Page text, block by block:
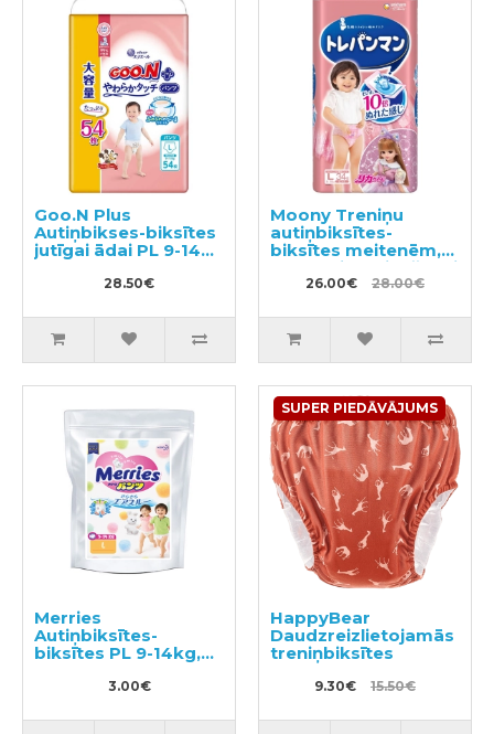
Goo.N Plus
Autiņbikses-biksītes
jutīgai ādai PL 9-14kg
28.50€
Moony Treniņu
autiņbiksītes-
biksītes meitenēm,
bērna pieradināšanai
tualetei PL 9-14kg
26.00€ 28.00€
Merries
Autiņbiksītes-
biksītes PL 9-14kg,
3.00€
SUPER PIEDĀVĀJUMS
HappyBear
Daudzreizlietojamās
treniņbiksītes
9.30€ 15.50€